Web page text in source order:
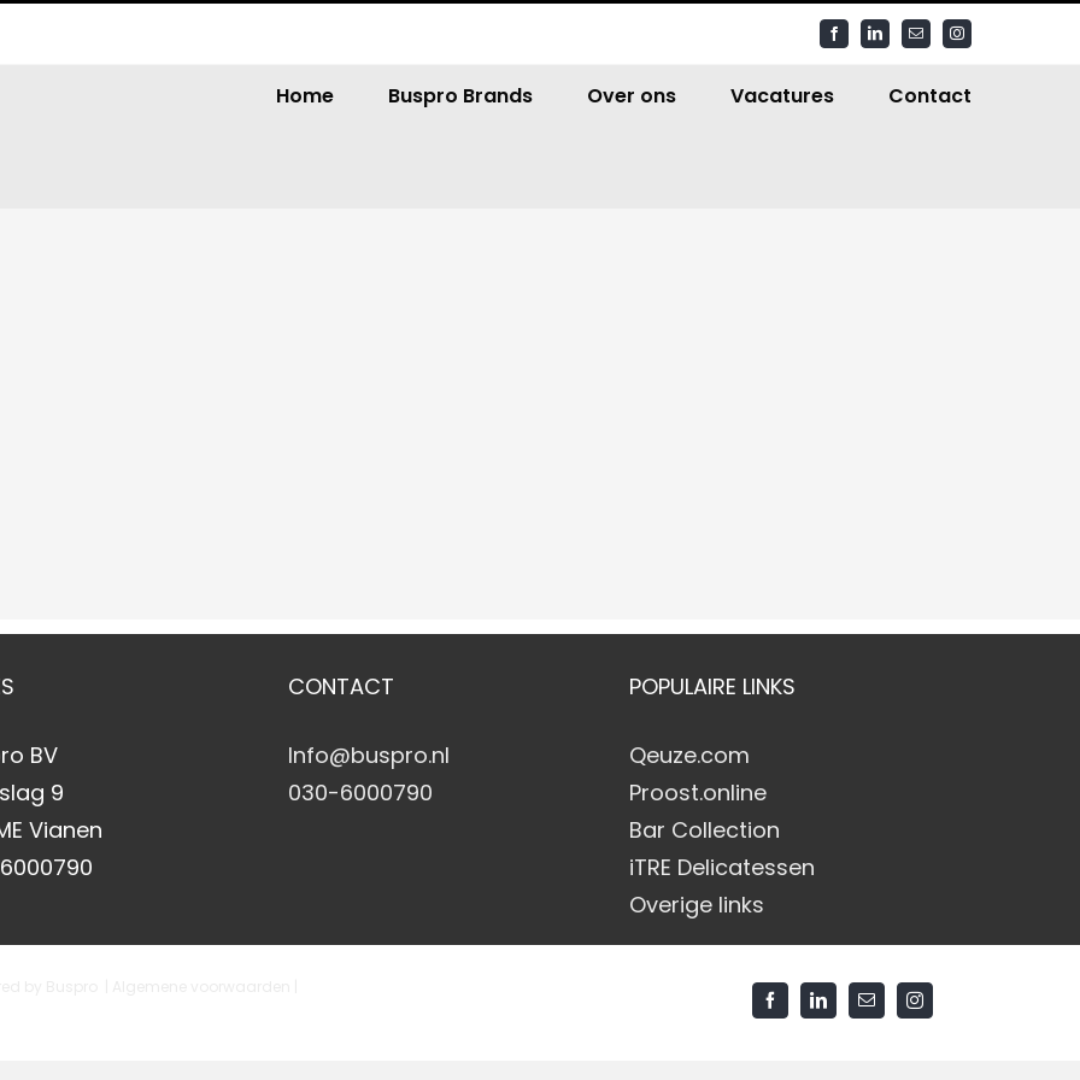
FacebookLinkedIn
E-
mail
Instagram
Home Buspro Brands Over ons Vacatures Contact
BV
9
Vianen
CONTACT
Info@buspro.nl
030-6000790
POPULAIRE LINKS
Qeuze.com
Proost.online
Bar Collection
iTRE Delicatessen
Overige links
FacebookLinkedIn
E-
mail
Instagram